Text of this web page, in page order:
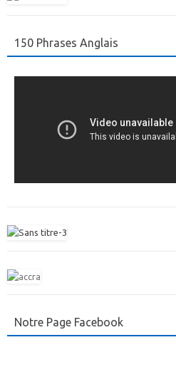
150 Phrases Anglais
Notre Page Facebook